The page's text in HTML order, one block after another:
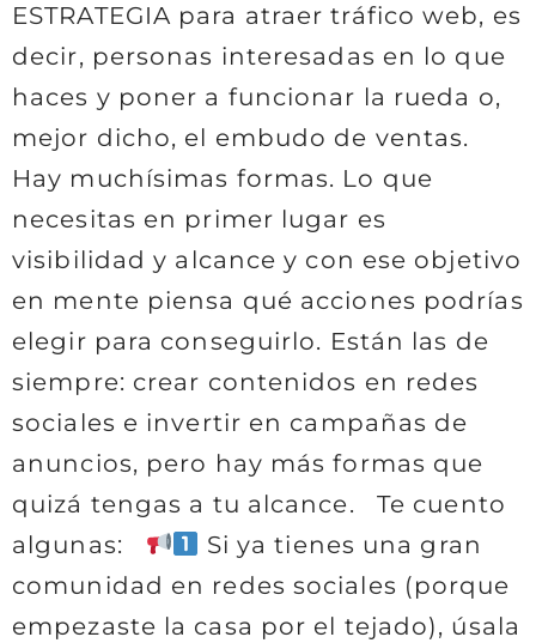
ESTRATEGIA para atraer tráfico web, es
decir, personas interesadas en lo que
haces y poner a funcionar la rueda o,
mejor dicho, el embudo de ventas.
Hay muchísimas formas. Lo que
necesitas en primer lugar es
visibilidad y alcance y con ese objetivo
en mente piensa qué acciones podrías
elegir para conseguirlo. Están las de
siempre: crear contenidos en redes
sociales e invertir en campañas de
anuncios, pero hay más formas que
quizá tengas a tu alcance. Te cuento
algunas:
Si ya tienes una gran
comunidad en redes sociales (porque
empezaste la casa por el tejado), úsala